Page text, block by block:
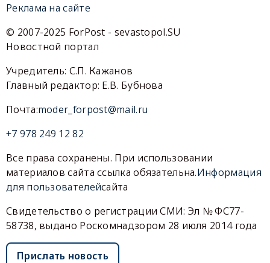
Реклама на сайте
© 2007-2025 ForPost - sevastopol.SU
Новостной портал
Учредитель: С.П. Кажанов
Главный редактор: Е.В. Бубнова
Почта:moder_forpost@mail.ru
+7 978 249 12 82
Все права сохранены. При использовании
материалов сайта ссылка обязательна.Информация
для пользователейсайта
Свидетельство о регистрации СМИ: Эл № ФС77-
58738, выдано Роскомнадзором 28 июля 2014 года
Прислать новость